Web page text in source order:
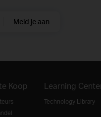
Meld je aan
Koop Learning
Technology Library